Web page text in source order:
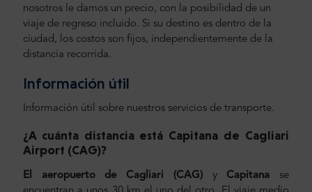
nosotros le damos un precio, con la posibilidad de un
viaje de regreso incluido. Si su destino es dentro de la
ciudad, los costos son fijos, independientemente de la
distancia recorrida.
Información útil
Información útil sobre nuestros servicios de transporte.
¿A cuánta distancia está Capitana de Cagliari
Airport (CAG)?
El aeropuerto de Cagliari (CAG)y Capitana se